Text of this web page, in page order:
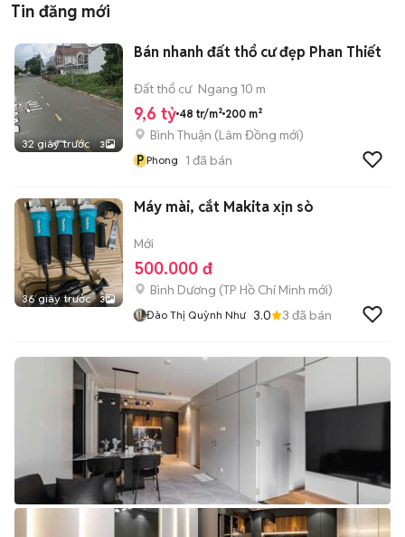
Tin đăng mới
32 giây trước 3
Bán nhanh đất thổ cư đẹp Phan Thiết
Đất thổ cư Ngang 10 m
9,6 tỷ 48 tr/m² 200 m²
Bình Thuận (Lâm Đồng mới)
P Phong 1 đã bán
36 giây trước 3
Máy mài, cắt Makita xịn sò
Mới
500.000 đ
Bình Dương (TP Hồ Chí Minh mới)
Đào Thị Quỳnh Như 3.0 3 đã bán